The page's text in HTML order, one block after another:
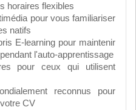
horaires flexibles
pour vous familiariser
natifs
E-learning pour maintenir
l'auto-apprentissage
pour ceux qui utilisent
reconnus pour
CV